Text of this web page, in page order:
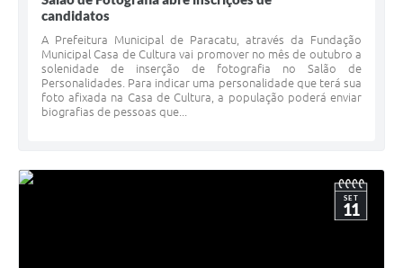
candidatos
A Prefeitura Municipal de Paracatu, através da Fundação
Municipal Casa de Cultura vai promover no mês de outubro a
solenidade de inserção de fotografia no Salão de
Personalidades. Para indicar uma personalidade que terá sua
foto afixada na Casa de Cultura, a população poderá enviar
biografias de pessoas que...
SET
11